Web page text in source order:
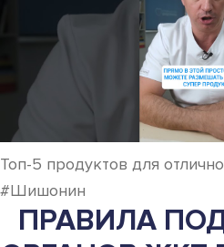
Топ-5 продуктов для
#Шишонин
ПРАВИЛА